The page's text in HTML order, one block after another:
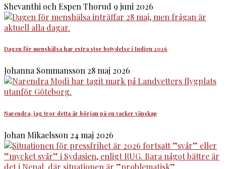
Shevanthi och Espen Thorud 9 juni 2026
Dagen för menshälsa har extra stor betydelse i Indien 2026
Johanna Sommansson 28 maj 2026
Narendra, jag tror detta är början på en vacker vänskap
Johan Mikaelsson 24 maj 2026